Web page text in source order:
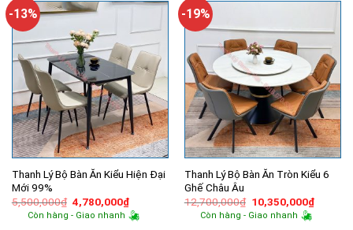
5,900,000₫.
850,000₫.
-13%
Thanh Lý Bộ Bàn Ăn Kiểu Hiện Đại
Mới 99%
5,500,000₫ Giá
gốc
là:
4,780,000₫Giá
hiện
tại
Còn hàng - Giao nhanh
-19%
Thanh Lý Bộ Bàn Ăn Tròn Kiểu 6
Ghế Châu Âu
12,700,000₫ Giá
gốc
là:
10,350,000₫Giá
hiện
Còn hàng - Giao nhanh